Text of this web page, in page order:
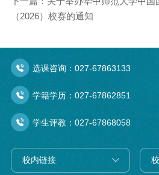
（2026）校赛的通知
选课咨询： 027-67863133
学籍学历： 027-67862851
学生评教： 027-67868058
校内链接